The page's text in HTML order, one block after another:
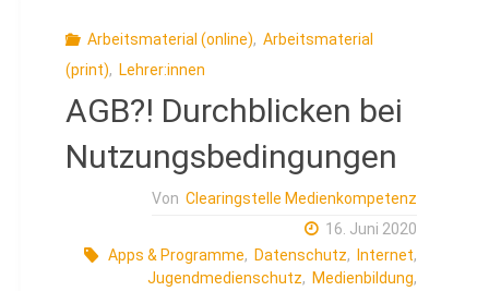
Arbeitsmaterial (online), Arbeitsmaterial
(print), Lehrer:innen
AGB?! Durchblicken bei
Nutzungsbedingungen
Von Clearingstelle Medienkompetenz
16. Juni 2020
Apps & Programme, Datenschutz, Internet,
Jugendmedienschutz, Medienbildung,